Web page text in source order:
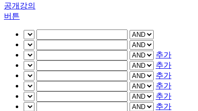
공개강의
버튼
추가
추가
추가
추가
추가
추가